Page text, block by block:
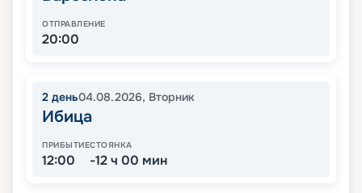
ОТПРАВЛЕНИЕ
20:00
2 день04.08.2026, Вторник
Ибица
ПРИБЫТИЕ
12:00
СТОЯНКА
-12 ч 00 мин